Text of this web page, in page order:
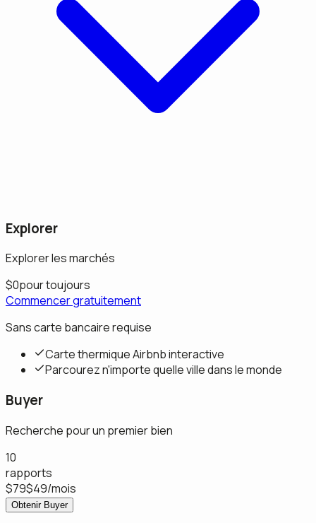
Explorer
Explorer les marchés
$0pour toujours
Commencer gratuitement
Sans carte bancaire requise
Carte thermique Airbnb interactive
Parcourez n'importe quelle ville dans le monde
Buyer
Recherche pour un premier bien
10
rapports
$79$49/mois
Obtenir Buyer